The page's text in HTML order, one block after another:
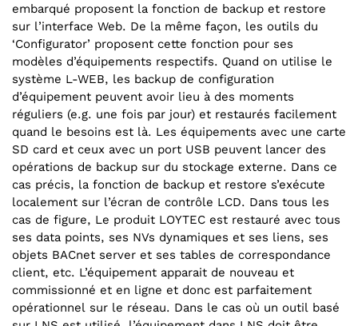
embarqué proposent la fonction de backup et restore
sur l’interface Web. De la même façon, les outils du
‘Configurator’ proposent cette fonction pour ses
modèles d’équipements respectifs. Quand on utilise le
système L-WEB, les backup de configuration
d’équipement peuvent avoir lieu à des moments
réguliers (e.g. une fois par jour) et restaurés facilement
quand le besoins est là. Les équipements avec une carte
SD card et ceux avec un port USB peuvent lancer des
opérations de backup sur du stockage externe. Dans ce
cas précis, la fonction de backup et restore s’exécute
localement sur l’écran de contrôle LCD. Dans tous les
cas de figure, Le produit LOYTEC est restauré avec tous
ses data points, ses NVs dynamiques et ses liens, ses
objets BACnet server et ses tables de correspondance
client, etc. L’équipement apparait de nouveau et
commissionné et en ligne et donc est parfaitement
opérationnel sur le réseau. Dans le cas où un outil basé